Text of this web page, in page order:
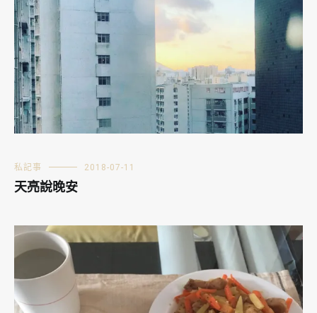
私記事 2018-07-11
天亮說晚安